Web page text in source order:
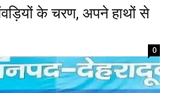
के चरण, अपने हाथों से
0